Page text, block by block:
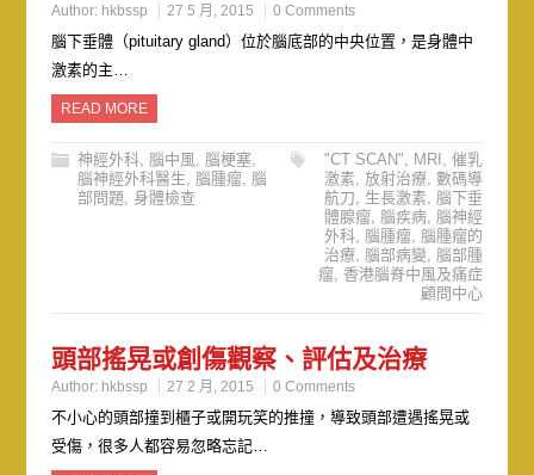
Author: hkbssp 27 5 月, 2015 0 Comments
腦下垂體（pituitary gland）位於腦底部的中央位置，是身體中
激素的主…
READ MORE
神經外科, 腦中風, 腦梗塞,
腦神經外科醫生, 腦腫瘤, 腦
部問題, 身體檢查
"CT SCAN", MRI ,催乳
激素,放射治療,數碼導
航刀, 生長激素,腦下垂
體腺瘤,腦疾病,腦神經
外科,腦腫瘤,腦腫瘤的
治療,腦部病變,腦部腫
瘤,香港腦脊中風及痛症
顧問中心
頭部搖晃或創傷觀察、評估及治療
Author: hkbssp 27 2 月, 2015 0 Comments
不小心的頭部撞到櫃子或開玩笑的推撞，導致頭部遭遇搖晃或
受傷，很多人都容易忽略忘記…